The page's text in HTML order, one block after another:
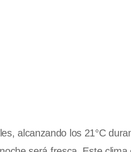
alcanzando los 21°C